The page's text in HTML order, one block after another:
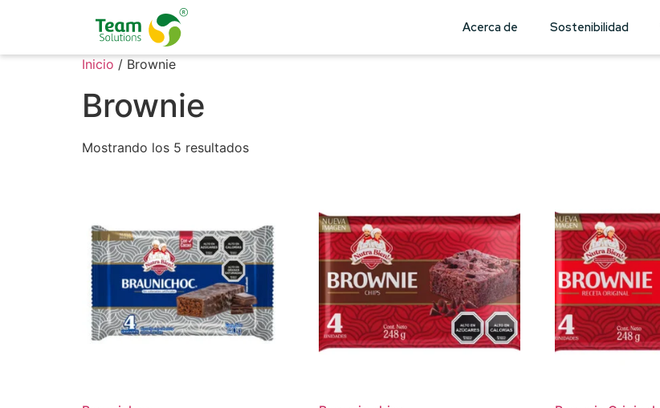
Acerca de Sostenibilidad
Inicio / Brownie
Brownie
Mostrando los 5 resultados